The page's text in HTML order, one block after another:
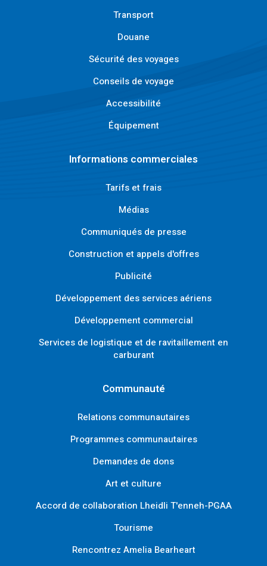
Transport
Douane
Sécurité des voyages
Conseils de voyage
Accessibilité
Équipement
Informations commerciales
Tarifs et frais
Médias
Communiqués de presse
Construction et appels d'offres
Publicité
Développement des services aériens
Développement commercial
Services de logistique et de ravitaillement en
carburant
Communauté
Relations communautaires
Programmes communautaires
Demandes de dons
Art et culture
Accord de collaboration Lheidli T'enneh-PGAA
Tourisme
Rencontrez Amelia Bearheart